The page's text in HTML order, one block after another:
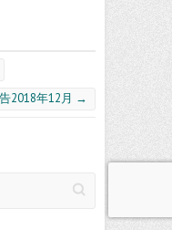
2018年12月 →